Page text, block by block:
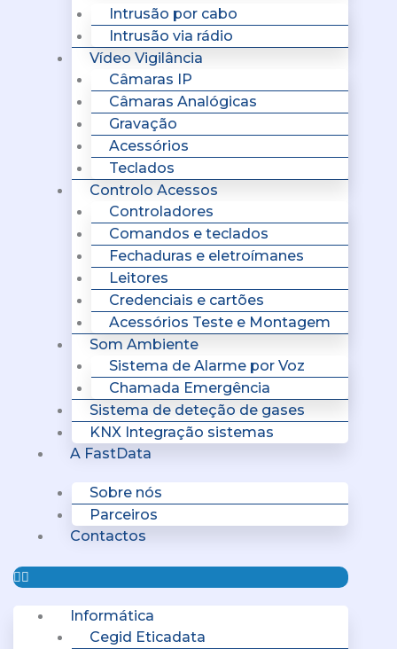
Intrusão por cabo
Intrusão via rádio
Vídeo Vigilância
Câmaras IP
Câmaras Analógicas
Gravação
Acessórios
Teclados
Controlo Acessos
Controladores
Comandos e teclados
Fechaduras e eletroímanes
Leitores
Credenciais e cartões
Acessórios Teste e Montagem
Som Ambiente
Sistema de Alarme por Voz
Chamada Emergência
Sistema de deteção de gases
KNX Integração sistemas
A FastData
Sobre nós
Parceiros
Contactos
Informática
Cegid Eticadata